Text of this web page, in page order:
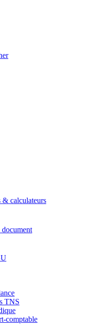
& calculateurs
document
TNS
comptable